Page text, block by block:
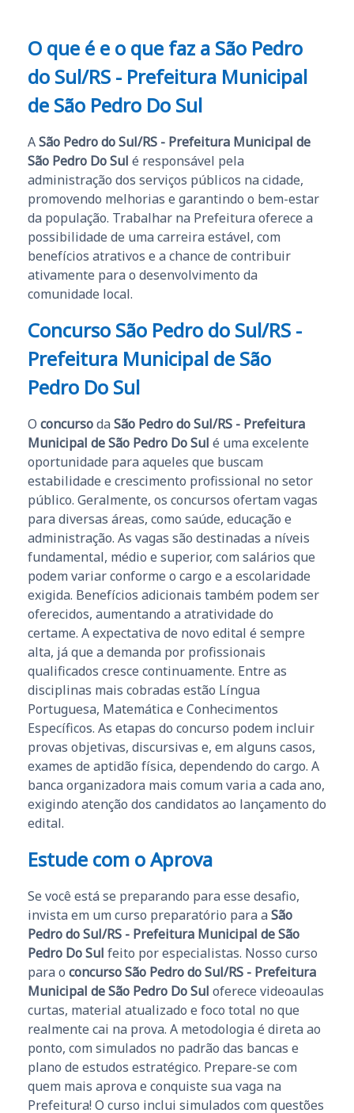
O que é e o que faz a São Pedro
do Sul/RS - Prefeitura Municipal
de São Pedro Do Sul
ASão Pedro do Sul/RS - Prefeitura Municipal de
São Pedro Do Sul é responsável pela
administração dos serviços públicos na cidade,
promovendo melhorias e garantindo o bem-estar
da população. Trabalhar na Prefeitura oferece a
possibilidade de uma carreira estável, com
benefícios atrativos e a chance de contribuir
ativamente para o desenvolvimento da
comunidade local.
Concurso São Pedro do Sul/RS -
Prefeitura Municipal de São
Pedro Do Sul
O concursoda São Pedro do Sul/RS - Prefeitura
Municipal de São Pedro Do Sul é uma excelente
oportunidade para aqueles que buscam
estabilidade e crescimento profissional no setor
público. Geralmente, os concursos ofertam vagas
para diversas áreas, como saúde, educação e
administração. As vagas são destinadas a níveis
fundamental, médio e superior, com salários que
podem variar conforme o cargo e a escolaridade
exigida. Benefícios adicionais também podem ser
oferecidos, aumentando a atratividade do
certame. A expectativa de novo edital é sempre
alta, já que a demanda por profissionais
qualificados cresce continuamente. Entre as
disciplinas mais cobradas estão Língua
Portuguesa, Matemática e Conhecimentos
Específicos. As etapas do concurso podem incluir
provas objetivas, discursivas e, em alguns casos,
exames de aptidão física, dependendo do cargo. A
banca organizadora mais comum varia a cada ano,
exigindo atenção dos candidatos ao lançamento do
edital.
Estude com o Aprova
Se você está se preparando para esse desafio,
invista em um curso preparatório para a São
Pedro do Sul/RS - Prefeitura Municipal de São
Pedro Do Sul feito por especialistas. Nosso curso
para o concurso São Pedro do Sul/RS - Prefeitura
Municipal de São Pedro Do Sul oferece videoaulas
curtas, material atualizado e foco total no que
realmente cai na prova. A metodologia é direta ao
ponto, com simulados no padrão das bancas e
plano de estudos estratégico. Prepare-se com
quem mais aprova e conquiste sua vaga na
Prefeitura! O curso inclui simulados com questões